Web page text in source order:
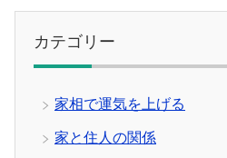
カテゴリー
家相で運気を上げる
家と住人の関係